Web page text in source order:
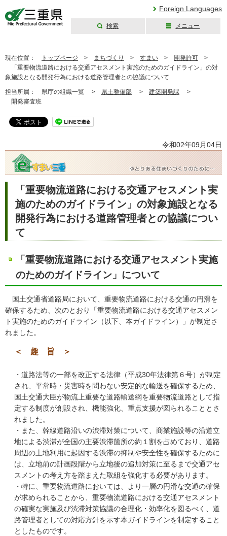
Foreign Languages
検索 メニュー
現在位置： トップページ > まちづくり > すまい > 開発許可 >
「重要物流道路における交通アセスメント実施のためのガイドライン」の対
象施設となる開発行為における道路管理者との協議について
担当所属： 県庁の組織一覧 > 県土整備部 > 建築開発課 >
開発審査班
令和02年09月04日
「重要物流道路における交通アセスメント実
施のためのガイドライン」の対象施設となる
開発行為における道路管理者との協議につい
て
「重要物流道路における交通アセスメント実施
のためのガイドライン」について
国土交通省道路局において、重要物流道路における交通の円滑を
確保するため、次のとおり「重要物流道路における交通アセスメン
ト実施のためのガイドライン（以下、本ガイドライン）」が制定さ
れました。
＜ 趣 旨 ＞
・道路法等の一部を改正する法律（平成30年法律第６号）が制定
され、平常時・災害時を問わない安定的な輸送を確保するため、
国土交通大臣が物流上重要な道路輸送網を重要物流道路として指
定する制度が創設され、機能強化、重点支援が図られることとさ
れました。
・また、幹線道路沿いの渋滞対策について、商業施設等の沿道立
地による渋滞が全国の主要渋滞箇所の約１割を占めており、道路
周辺の土地利用に起因する渋滞の抑制や安全性を確保するために
は、立地前の計画段階から立地後の追加対策に至るまで交通アセ
スメントの考え方を踏まえた取組を強化する必要があります。
・特に、重要物流道路においては、より一層の円滑な交通の確保
が求められることから、重要物流道路における交通アセスメント
の確実な実施及び渋滞対策協議の合理化・効率化を図るべく、道
路管理者としての対応方針を示す本ガイドラインを制定すること
としたものです。